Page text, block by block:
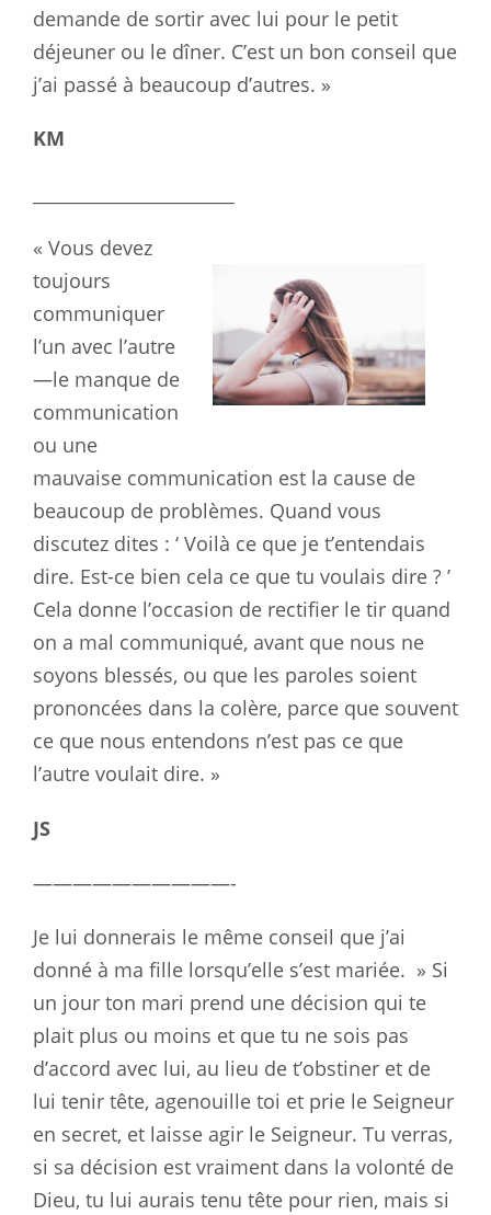
demande de sortir avec lui pour le petit
déjeuner ou le dîner. C’est un bon conseil que
j’ai passé à beaucoup d’autres. »
KM
« Vous devez
toujours
communiquer
l’un avec l’autre
—le manque de
communication
ou une
mauvaise communication est la cause de
beaucoup de problèmes. Quand vous
discutez dites : ‘ Voilà ce que je t’entendais
dire. Est-ce bien cela ce que tu voulais dire ? ’
Cela donne l’occasion de rectifier le tir quand
on a mal communiqué, avant que nous ne
soyons blessés, ou que les paroles soient
prononcées dans la colère, parce que souvent
ce que nous entendons n’est pas ce que
l’autre voulait dire. »
JS
——————————-
Je lui donnerais le même conseil que j’ai
donné à ma fille lorsqu’elle s’est mariée. » Si
un jour ton mari prend une décision qui te
plait plus ou moins et que tu ne sois pas
d’accord avec lui, au lieu de t’obstiner et de
lui tenir tête, agenouille toi et prie le Seigneur
en secret, et laisse agir le Seigneur. Tu verras,
si sa décision est vraiment dans la volonté de
Dieu, tu lui aurais tenu tête pour rien, mais si